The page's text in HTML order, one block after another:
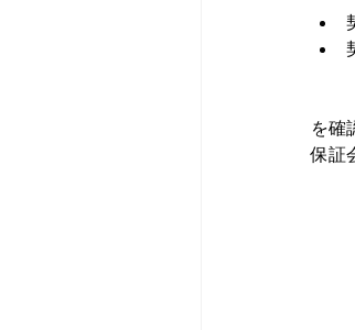
を確
保証